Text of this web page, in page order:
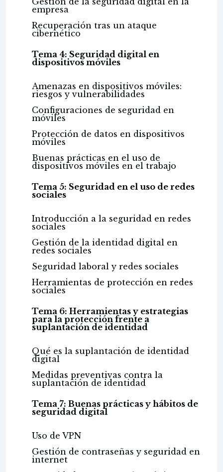
empresa
Recuperación tras un ataque
cibernético
Tema 4: Seguridad digital en
dispositivos móviles
Amenazas en dispositivos móviles:
riesgos y vulnerabilidades
Configuraciones de seguridad en
móviles
Protección de datos en dispositivos
móviles
Buenas prácticas en el uso de
dispositivos móviles en el trabajo
Tema 5: Seguridad en el uso de redes
sociales
Introducción a la seguridad en redes
sociales
Gestión de la identidad digital en
redes sociales
Seguridad laboral y redes sociales
Herramientas de protección en redes
sociales
Tema 6: Herramientas y estrategias
para la protección frente a
suplantación de identidad
Qué es la suplantación de identidad
digital
Medidas preventivas contra la
suplantación de identidad
Tema 7: Buenas prácticas y hábitos de
seguridad digital
Uso de VPN
Gestión de contraseñas y seguridad en
internet